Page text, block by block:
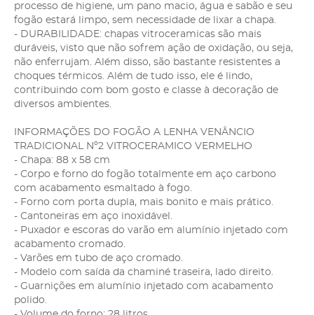
processo de higiene, um pano macio, água e sabão e seu
fogão estará limpo, sem necessidade de lixar a chapa.
- DURABILIDADE: chapas vitroceramicas são mais
duráveis, visto que não sofrem ação de oxidação, ou seja,
não enferrujam. Além disso, são bastante resistentes a
choques térmicos. Além de tudo isso, ele é lindo,
contribuindo com bom gosto e classe à decoração de
diversos ambientes.
INFORMAÇÕES DO FOGÃO A LENHA VENÂNCIO
TRADICIONAL Nº2 VITROCERAMICO VERMELHO
- Chapa: 88 x 58 cm
- Corpo e forno do fogão totalmente em aço carbono
com acabamento esmaltado à fogo.
- Forno com porta dupla, mais bonito e mais prático.
- Cantoneiras em aço inoxidável.
- Puxador e escoras do varão em alumínio injetado com
acabamento cromado.
- Varões em tubo de aço cromado.
- Modelo com saída da chaminé traseira, lado direito.
- Guarnições em alumínio injetado com acabamento
polido.